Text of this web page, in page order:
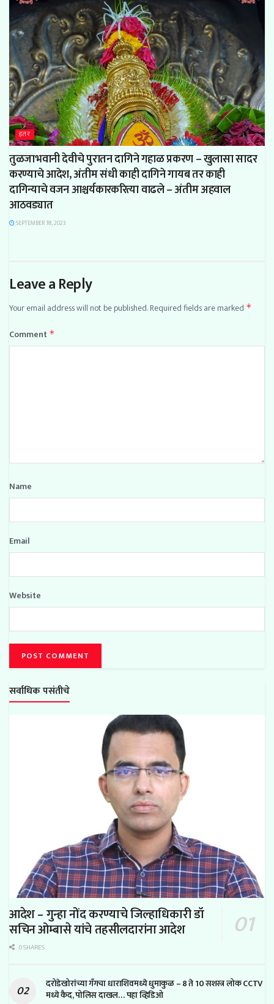
इतर
तुळजाभवानी देवीचे पुरातन दागिने गहाळ प्रकरण – खुलासा सादर
करण्याचे आदेश, अंतीम संधी काही दागिने गायब तर काही
दागिन्याचे वजन आश्चर्यकारकरित्या वाढले – अंतीम अहवाल
आठवड्यात
SEPTEMBER 18, 2023
Leave a Reply
Your email address will not be published.Required fields are marked *
Comment *
Name
Email
Website
सर्वाधिक पसंतीचे
आदेश – गुन्हा नोंद करण्याचे जिल्हाधिकारी डॉ
सचिन ओम्बासे यांचे तहसीलदारांना आदेश
0 SHARES
दरोडेखोरांच्या गँगचा धाराशिवमध्ये धुमाकुळ – 8 ते 10 सशस्त्र लोक CCTV
मध्ये कैद, पोलिस दाखल… पहा व्हिडिओ